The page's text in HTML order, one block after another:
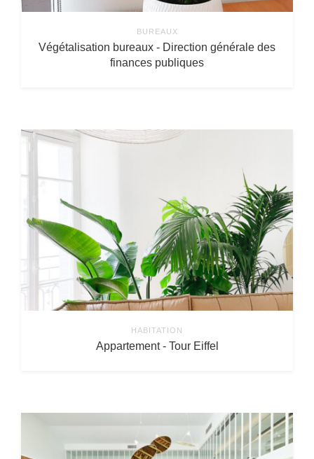
BUREAUX
Végétalisation bureaux - Direction générale des
finances publiques
HABITATION
Appartement - Tour Eiffel